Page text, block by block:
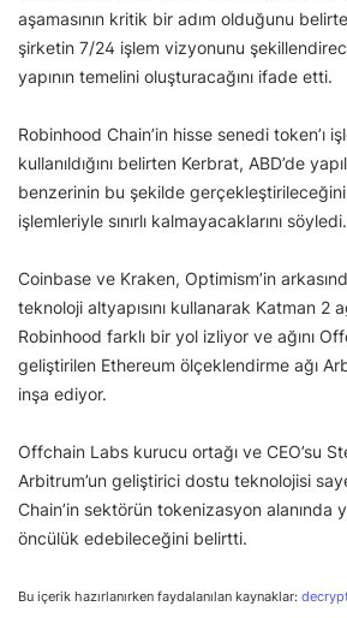
aşamasının kritik bir adım olduğunu
şirketin 7/24 işlem vizyonunu
yapının temelini oluşturacağını ifade etti.
Robinhood Chain’in hisse senedi token’ı
kullanıldığını belirten Kerbrat, ABD’de
benzerinin bu şekilde
işlemleriyle sınırlı kalmayacaklarını söyledi.
Coinbase ve Kraken, Optimism’in
teknoloji altyapısını kullanarak Katman 2
Robinhood farklı bir yol izliyor ve ağını
geliştirilen Ethereum ölçeklendirme ağı
inşa ediyor.
Offchain Labs kurucu ortağı ve CEO’su
Arbitrum’un geliştirici dostu teknolojisi
Chain’in sektörün tokenizasyon alanında
öncülük edebileceğini belirtti.
Bu içerik hazırlanırken faydalanılan kaynaklar: